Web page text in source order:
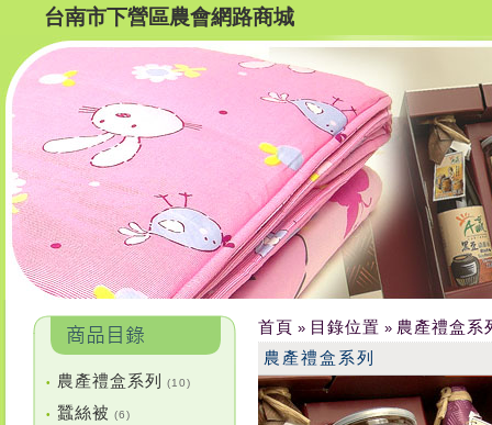
台南市下營區農會網路商城
• 農產禮盒系列 (10)
• 蠶絲被 (6)
首頁 » 目錄位置 » 農產禮盒系
農產禮盒系列